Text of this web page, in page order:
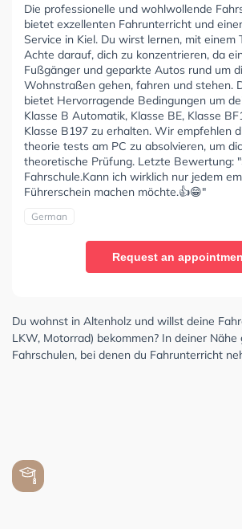
Die professionelle und wohlwollende
bietet exzellenten Fahrunterricht und
Service in Kiel. Du wirst lernen, mit einem
Achte darauf, dich zu konzentrieren, da
Fußgänger und geparkte Autos rund um
Wohnstraßen gehen, fahren und stehen.
bietet Hervorragende Bedingungen um
Klasse B Automatik, Klasse BE, Klasse
Klasse B197 zu erhalten. Wir empfehlen
theorie tests am PC zu absolvieren, um
theoretische Prüfung. Letzte Bewertung:
Fahrschule.Kann ich wirklich nur jedem
Führerschein machen möchte.👍😁"
German
Request an
Du wohnst in Altenholz und willst deine
LKW, Motorrad) bekommen? In deiner Nähe
Fahrschulen, bei denen du Fahrunterricht